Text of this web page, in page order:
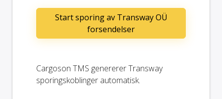
Start sporing av Transway OÜ
forsendelser
Cargoson TMS genererer Transway
sporingskoblinger automatisk.